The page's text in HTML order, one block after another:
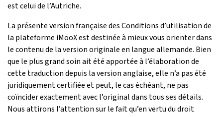
est celui de l’Autriche.
La présente version française des Conditions d’utilisation de
la plateforme iMooX est destinée à mieux vous orienter dans
le contenu de la version originale en langue allemande. Bien
que le plus grand soin ait été apportée à l’élaboration de
cette traduction depuis la version anglaise, elle n’a pas été
juridiquement certifiée et peut, le cas échéant, ne pas
coïncider exactement avec l’original dans tous ses détails.
Nous attirons l’attention sur le fait qu’en vertu du droit